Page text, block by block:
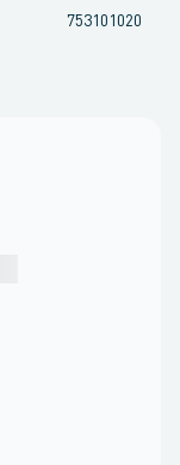
753101020